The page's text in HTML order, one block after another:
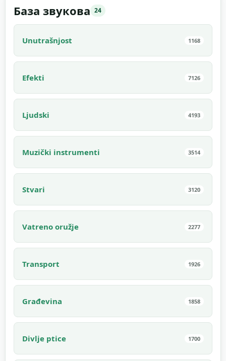
База звукова 24
Unutrašnjost 1168
Efekti 7126
Ljudski 4193
Muzički instrumenti 3514
Stvari 3120
Vatreno oružje 2277
Transport 1926
Građevina 1858
Divlje ptice 1700